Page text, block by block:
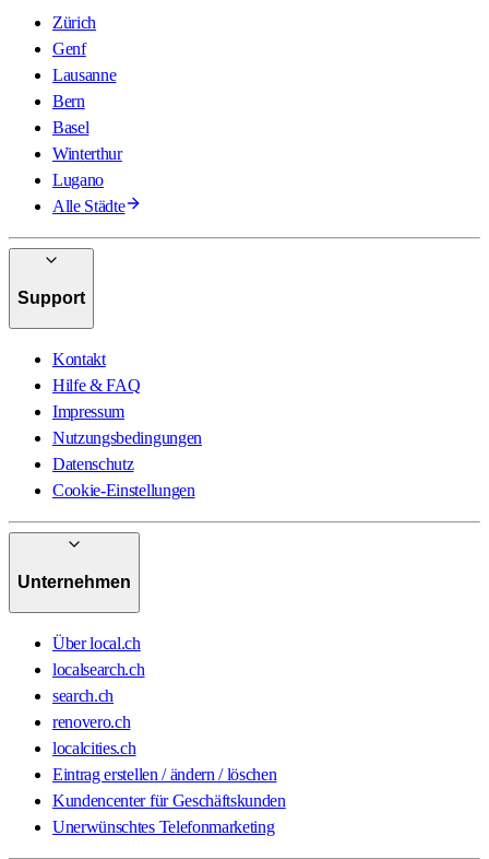
Zürich
Genf
Lausanne
Bern
Basel
Winterthur
Lugano
Alle Städte
Support
Kontakt
Hilfe & FAQ
Impressum
Nutzungsbedingungen
Datenschutz
Cookie-Einstellungen
Unternehmen
Über local.ch
localsearch.ch
search.ch
renovero.ch
localcities.ch
Eintrag erstellen / ändern / löschen
Kundencenter für Geschäftskunden
Unerwünschtes Telefonmarketing